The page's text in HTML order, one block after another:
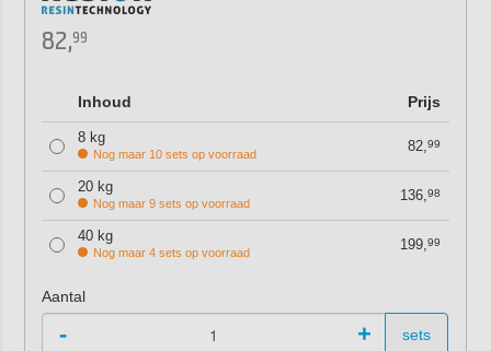
82,99
Inhoud Prijs
8 kg
Nog maar 10 sets op voorraad 82,99
20 kg
Nog maar 9 sets op voorraad 136,98
40 kg
Nog maar 4 sets op voorraad 199,99
Aantal
- + sets